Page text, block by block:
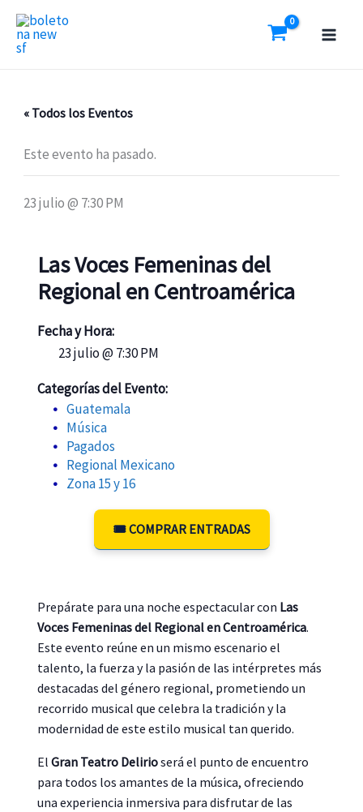
contenido
« Todos los Eventos
Este evento ha pasado.
23 julio @ 7:30 PM
Las Voces Femeninas del
Regional en Centroamérica
Fecha y Hora:
23 julio @ 7:30 PM
Categorías del Evento:
Guatemala
Música
Pagados
Regional Mexicano
Zona 15 y 16
🎟️ COMPRAR ENTRADAS
Prepárate para una noche espectacular con Las
Voces Femeninas del Regional en Centroamérica.
Este evento reúne en un mismo escenario el
talento, la fuerza y la pasión de las intérpretes más
destacadas del género regional, prometiendo un
recorrido musical que celebra la tradición y la
modernidad de este estilo musical tan querido.
ElGran Teatro Delirioserá el punto de encuentro
para todos los amantes de la música, ofreciendo
una experiencia inmersiva para disfrutar de las